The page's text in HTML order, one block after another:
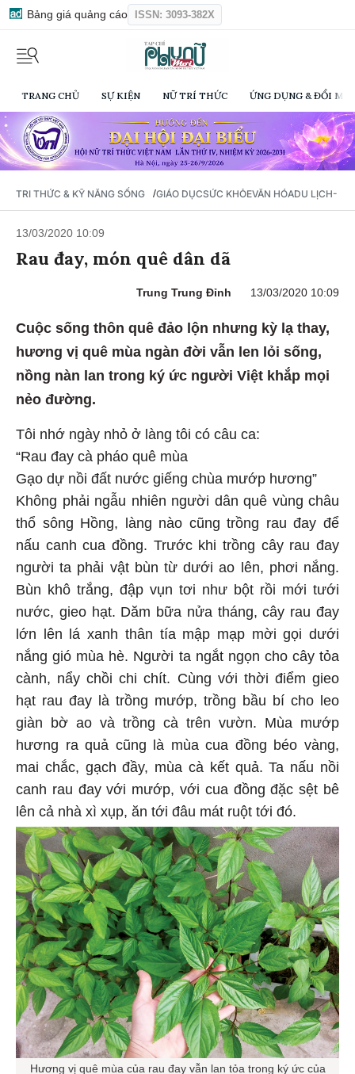
Bảng giá quảng cáo ISSN: 3093-382X
TRANG CHỦ SỰ KIỆN NỮ TRÍ THỨC ỨNG DỤNG & ĐỔI
TRI THỨC & KỸ NĂNG SỐNG /GIÁO DỤCSỨC KHỎEVĂN HÓADU LỊCH-
13/03/2020 10:09
Rau đay, món quê dân dã
Trung Trung Đỉnh 13/03/2020 10:09
Cuộc sống thôn quê đảo lộn nhưng kỳ lạ thay,
hương vị quê mùa ngàn đời vẫn len lỏi sống,
nồng nàn lan trong ký ức người Việt khắp mọi
nẻo đường.
Tôi nhớ ngày nhỏ ở làng tôi có câu ca:
“Rau đay cà pháo quê mùa
Gạo dự nồi đất nước giếng chùa mướp hương”
Không phải ngẫu nhiên người dân quê vùng châu
thổ sông Hồng, làng nào cũng trồng rau đay để
nấu canh cua đồng. Trước khi trồng cây rau đay
người ta phải vật bùn từ dưới ao lên, phơi nắng.
Bùn khô trắng, đập vụn tơi như bột rồi mới tưới
nước, gieo hạt. Dăm bữa nửa tháng, cây rau đay
lớn lên lá xanh thân tía mập mạp mời gọi dưới
nắng gió mùa hè. Người ta ngắt ngọn cho cây tỏa
cành, nẩy chồi chi chít. Cùng với thời điểm gieo
hạt rau đay là trồng mướp, trồng bầu bí cho leo
giàn bờ ao và trồng cà trên vườn. Mùa mướp
hương ra quả cũng là mùa cua đồng béo vàng,
mai chắc, gạch đầy, mùa cà kết quả. Ta nấu nồi
canh rau đay với mướp, với cua đồng đặc sệt bê
lên cả nhà xì xụp, ăn tới đâu mát ruột tới đó.
Hương vị quê mùa của rau đay vẫn lan tỏa trong ký ức của